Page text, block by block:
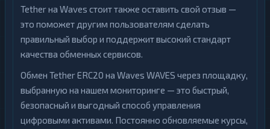
Tether на Waves стоит также оставить свой отзыв —
это поможет другим пользователям сделать
правильный выбор и поддержит высокий стандарт
качества обменных сервисов.
Обмен Tether ERC20 на Waves WAVES через площадку,
выбранную на нашем мониторинге — это быстрый,
безопасный и выгодный способ управления
цифровыми активами. Постоянно обновляемые курсы,